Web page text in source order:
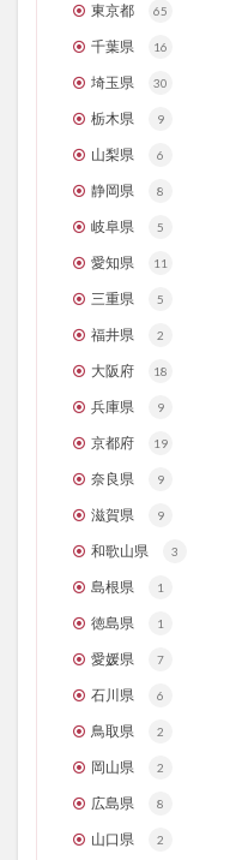
東京都 65
千葉県 16
埼玉県 30
栃木県 9
山梨県 6
静岡県 8
岐阜県 5
愛知県 11
三重県 5
福井県 2
大阪府 18
兵庫県 9
京都府 19
奈良県 9
滋賀県 9
和歌山県 3
島根県 1
徳島県 1
愛媛県 7
石川県 6
鳥取県 2
岡山県 2
広島県 8
山口県 2